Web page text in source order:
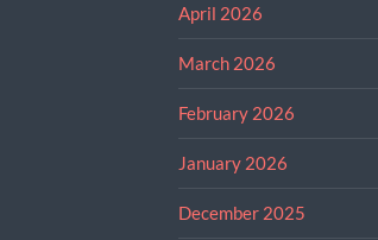
April 2026
March 2026
February 2026
January 2026
December 2025